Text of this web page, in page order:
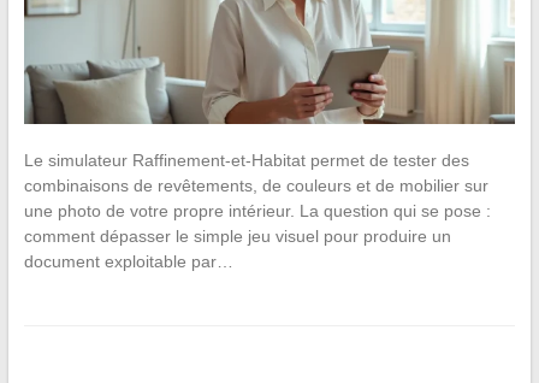
Le simulateur Raffinement-et-Habitat permet de tester des
combinaisons de revêtements, de couleurs et de mobilier sur
une photo de votre propre intérieur. La question qui se pose :
comment dépasser le simple jeu visuel pour produire un
document exploitable par…